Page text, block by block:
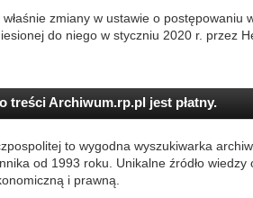
właśnie zmiany w ustawie o postępowaniu
do niego w styczniu 2020 r. przez
treści Archiwum.rp.pl jest płatny.
to wygodna wyszukiwarka
od 1993 roku. Unikalne źródło
i prawną.